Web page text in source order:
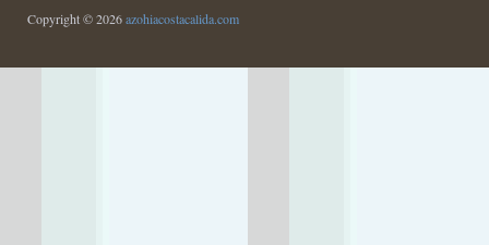
Copyright © 2026azohiacostacalida.com